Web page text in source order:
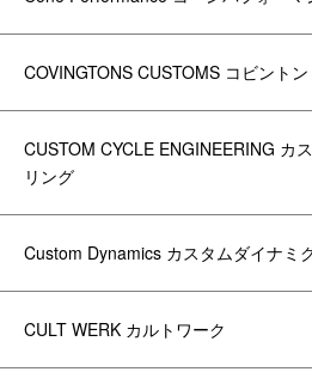
COVINGTONS CUSTOMS コビントン
CUSTOM CYCLE ENGINEERING カ
リング
Custom Dynamics カスタムダイナミ
CULT WERK カルトワーク